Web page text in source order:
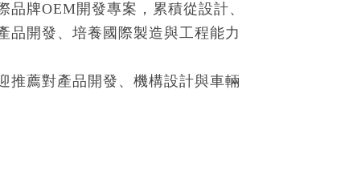
牌OEM開發專案，累積從設計、
品開發、培養國際製造與工程能力
推薦對產品開發、機構設計與車輛